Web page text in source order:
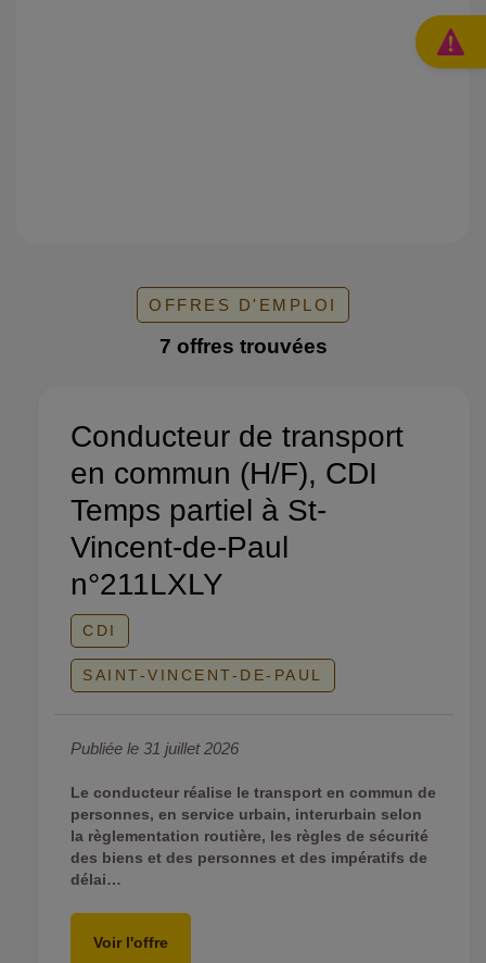
les
du
OFFRES D'EMPLOI
7 offres trouvées
Conducteur de transport
en commun (H/F), CDI
Temps partiel à St-
Vincent-de-Paul
n°211LXLY
CDI
SAINT-VINCENT-DE-PAUL
Publiée le 31 juillet 2026
Le conducteur réalise le transport en commun de
personnes, en service urbain, interurbain selon
la règlementation routière, les règles de sécurité
des biens et des personnes et des impératifs de
délai…
Voir l'offre